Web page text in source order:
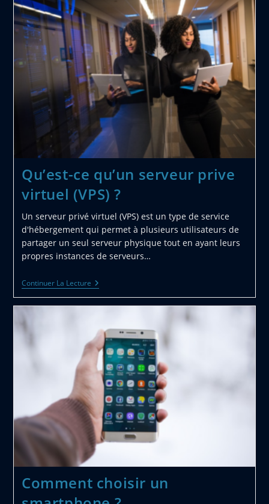
Ils
Reellement
Des
Avantages
Pour
Les
Hommes?
Qu’est-ce qu’un serveur prive
virtuel (VPS) ?
Un serveur privé virtuel (VPS) est un type de service
d'hébergement qui permet à plusieurs utilisateurs de
partager un seul serveur physique tout en ayant leurs
propres instances de serveurs…
Continuer La LectureQu’est-
Ce
Virtuel
(VPS)
?
Comment choisir un